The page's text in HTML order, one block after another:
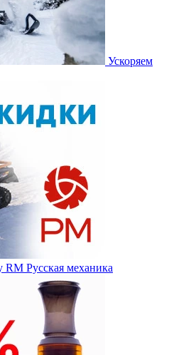
Ускоряем
RM Русская механика